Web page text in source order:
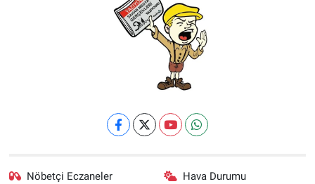
Nöbetçi Eczaneler Hava Durumu